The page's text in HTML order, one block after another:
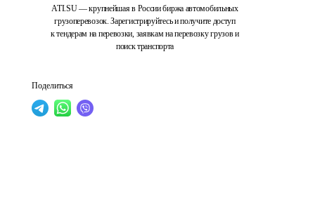
ATI.SU — крупнейшая в России биржа автомобильных
грузоперевозок. Зарегистрируйтесь и получите доступ
к тендерам на перевозки, заявкам на перевозку грузов и
поиск транспорта
Поделиться